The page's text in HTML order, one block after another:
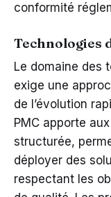
conformité
Technologies
Le domaine des
exige une
de l’évolution
PMC apporte
structurée,
déployer des
respectant les